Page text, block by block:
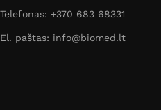
Telefonas: +370 683 68331
El. paštas: info@biomed.lt